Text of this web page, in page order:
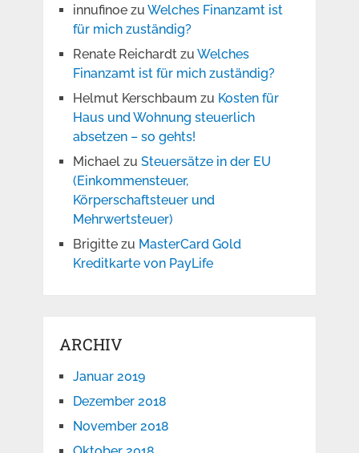
innufinoezu Welches Finanzamt ist
für mich zuständig?
Renate Reichardtzu Welches
Finanzamt ist für mich zuständig?
Helmut Kerschbaum zu Kosten für
Haus und Wohnung steuerlich
absetzen – so gehts!
Michaelzu Steuersätze in der EU
(Einkommensteuer,
Körperschaftsteuer und
Mehrwertsteuer)
Brigittezu MasterCard Gold
Kreditkarte von PayLife
ARCHIV
Januar 2019
Dezember 2018
November 2018